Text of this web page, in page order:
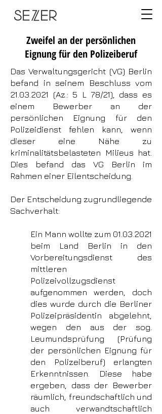
Zweifel an der persönlichen
Eignung für den Polizeiberuf
Das Verwaltungsgericht (VG) Berlin
befand in seinem Beschluss vom
21.03.2021 (Az.: 5 L 78/21), dass es
einem Bewerber an der
persönlichen Eignung für den
Polizeidienst fehlen kann, wenn
dieser eine Nähe zu
kriminalitätsbelasteten Milieus hat.
Dies befand das VG Berlin im
Rahmen einer Eilentscheidung.
Der Entscheidung zugrundliegende
Sachverhalt:
Ein Mann wollte zum 01.03.2021
beim Land Berlin in den
Vorbereitungsdienst des
mittleren
Polizeivollzugsdienst
aufgenommen werden, doch
dies wurde durch die Berliner
Polizeipräsidentin abgelehnt,
wegen den aus der sog.
Leumundsprüfung (Prüfung
der persönlichen Eignung für
den Polizeiberuf) erlangten
Erkenntnissen. Diese habe
ergeben, dass der Bewerber
räumlich, freundschaftlich und
auch verwandtschaftlich